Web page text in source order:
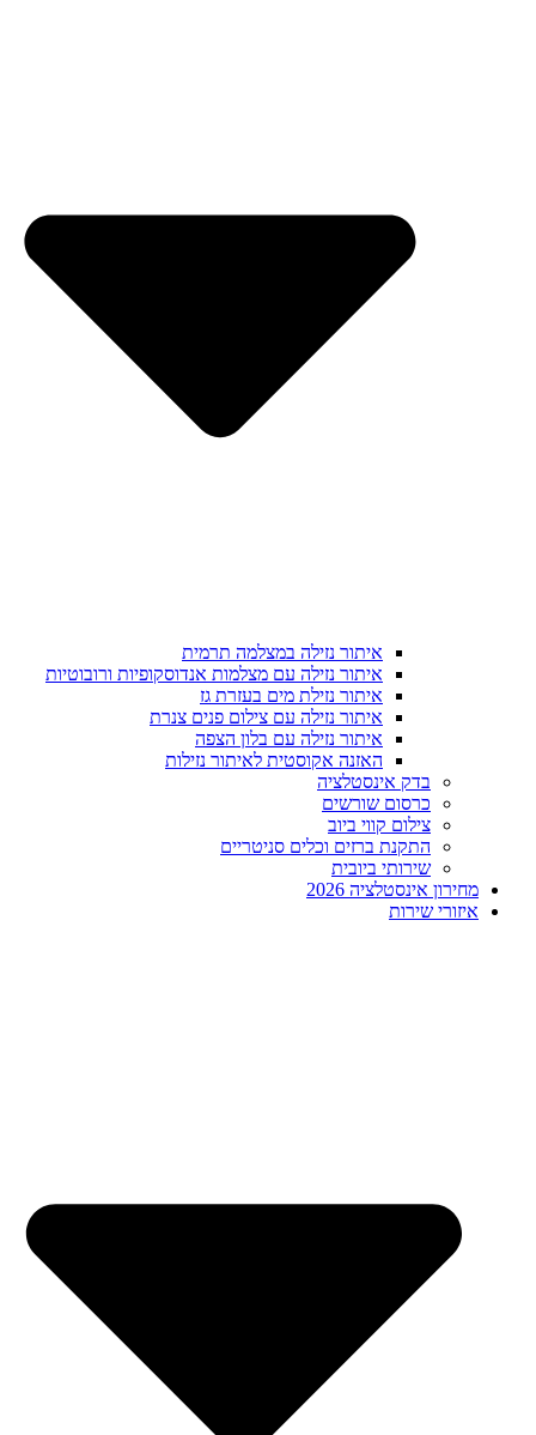
איתור נזילה במצלמה תרמית
איתור נזילה עם מצלמות אנדוסקופיות ורובוטיות
איתור נזילת מים בעזרת גז
איתור נזילה עם צילום פנים צנרת
איתור נזילה עם בלון הצפה
האזנה אקוסטית לאיתור נזילות
בדק אינסטלציה
כרסום שורשים
צילום קווי ביוב
התקנת ברזים וכלים סניטריים
שירותי ביובית
מחירון אינסטלציה 2026
איזורי שירות